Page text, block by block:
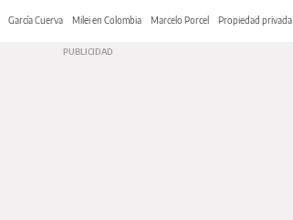
García Cuerva Milei en Colombia Marcelo Porcel Propiedad privada